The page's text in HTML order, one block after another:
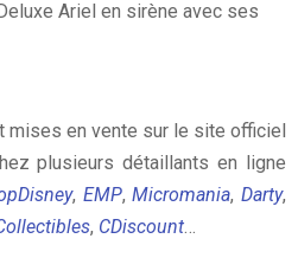
Ariel en sirène avec ses
mises en vente sur le site officiel
plusieurs détaillants en ligne
, EMP,Micromania,Darty,
, CDiscount